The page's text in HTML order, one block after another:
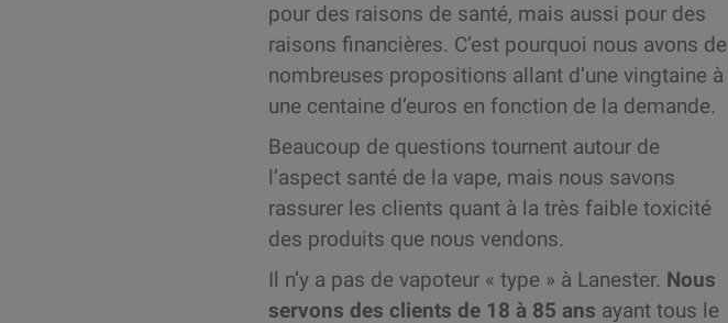
pour des raisons de santé, mais aussi pour des
raisons financières. C’est pourquoi nous avons de
nombreuses propositions allant d’une vingtaine à
une centaine d’euros en fonction de la demande.
Beaucoup de questions tournent autour de
l’aspect santé de la vape, mais nous savons
rassurer les clients quant à la très faible toxicité
des produits que nous vendons.
Il n’y a pas de vapoteur « type » à Lanester. Nous
servons des clients de 18 à 85 ans ayant tous le